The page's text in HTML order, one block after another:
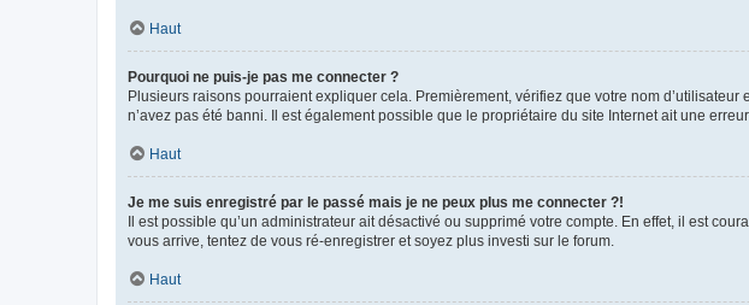
Haut
Pourquoi ne puis-je pas me connecter ?
Plusieurs raisons pourraient expliquer cela. Premièrement, vérifiez que votre nom
n’avez pas été banni. Il est également possible que le propriétaire du site Internet ait une
Haut
Je me suis enregistré par le passé mais je ne peux plus me connecter ?!
Il est possible qu’un administrateur ait désactivé ou supprimé votre compte. En effet, il est
vous arrive, tentez de vous ré-enregistrer et soyez plus investi sur le forum.
Haut